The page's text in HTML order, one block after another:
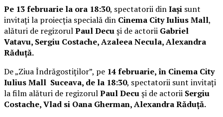
Pe 13 februarie la ora 18:30, spectatorii dinIași sunt
invitați la proiecția specială din Cinema City Iulius Mall,
alături de regizorulPaul Decuși de actorii Gabriel
Vatavu, Sergiu Costache, Azaleea Necula, Alexandra
Răduță.
De „Ziua Îndrăgostiților”, pe 14 februarie, în Cinema City
Iulius Mall Suceava, de la 18:30, spectatorii sunt invitați
la film alături de regizorulPaul Decuși de actorii Sergiu
Costache, Vlad si Oana Gherman, Alexandra Răduță.